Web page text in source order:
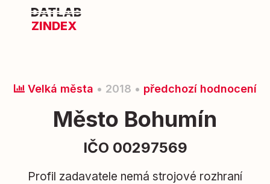
ZINDEX
Velká města • 2018 • předchozí hodnocení
Město Bohumín
IČO 00297569
Profil zadavatele nemá strojové rozhraní